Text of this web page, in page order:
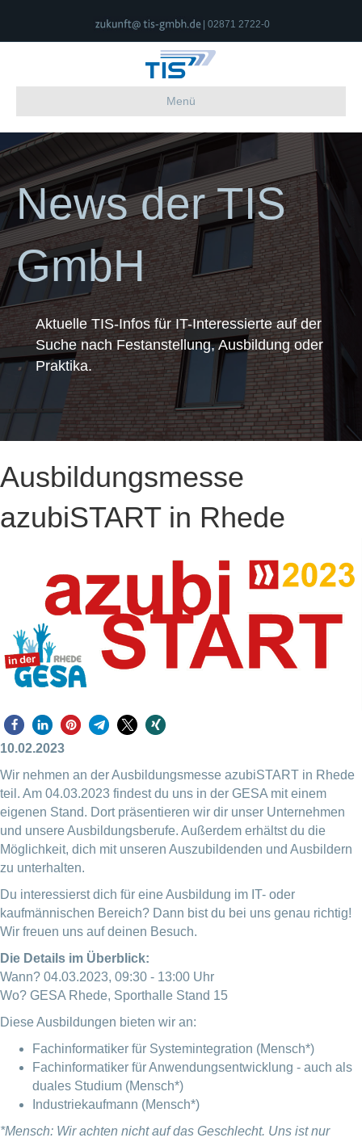
| 02871 2722-0
Menü
News der TIS
GmbH
Aktuelle TIS-Infos für IT-Interessierte auf der
Suche nach Festanstellung, Ausbildung oder
Praktika.
Ausbildungsmesse
azubiSTART in Rhede
10.02.2023
Wir nehmen an der Ausbildungsmesse azubiSTART in Rhede
teil. Am 04.03.2023 findest du uns in der GESA mit einem
eigenen Stand. Dort präsentieren wir dir unser Unternehmen
und unsere Ausbildungsberufe. Außerdem erhältst du die
Möglichkeit, dich mit unseren Auszubildenden und Ausbildern
zu unterhalten.
Du interessierst dich für eine Ausbildung im IT- oder
kaufmännischen Bereich? Dann bist du bei uns genau richtig!
Wir freuen uns auf deinen Besuch.
Die Details im Überblick:
Wann? 04.03.2023, 09:30 - 13:00 Uhr
Wo? GESA Rhede, Sporthalle Stand 15
Diese Ausbildungen bieten wir an:
Fachinformatiker für Systemintegration (Mensch*)
Fachinformatiker für Anwendungsentwicklung - auch als
duales Studium (Mensch*)
Industriekaufmann (Mensch*)
*Mensch: Wir achten nicht auf das Geschlecht. Uns ist nur